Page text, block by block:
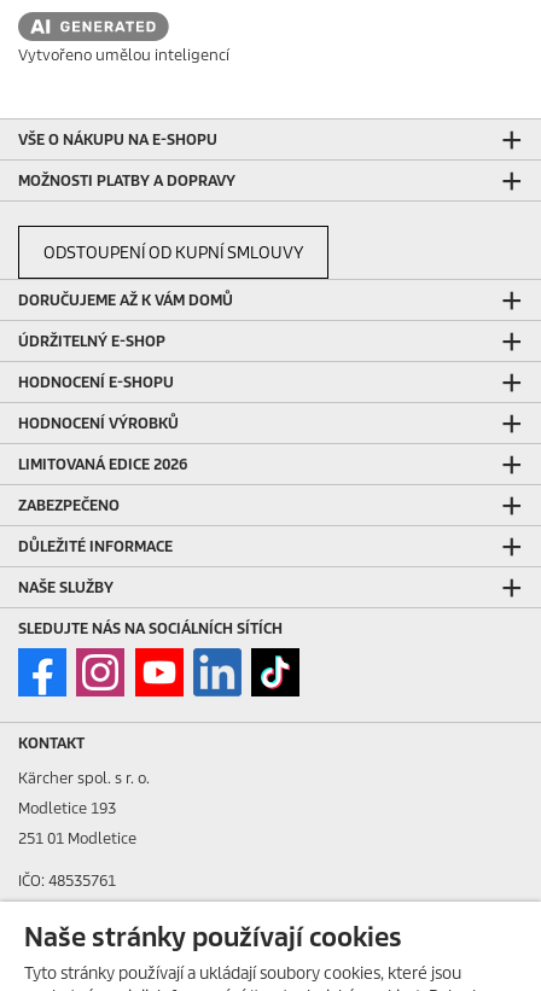
Vytvořeno umělou inteligencí
VŠE O NÁKUPU NA E-SHOPU
MOŽNOSTI PLATBY A DOPRAVY
ODSTOUPENÍ OD KUPNÍ SMLOUVY
DORUČUJEME AŽ K VÁM DOMŮ
ÚDRŽITELNÝ E-SHOP
HODNOCENÍ E-SHOPU
HODNOCENÍ VÝROBKŮ
LIMITOVANÁ EDICE 2026
ZABEZPEČENO
DŮLEŽITÉ INFORMACE
NAŠE SLUŽBY
SLEDUJTE NÁS NA SOCIÁLNÍCH SÍTÍCH
KONTAKT
Kärcher spol. s r. o.
Modletice 193
251 01 Modletice
IČO: 48535761
ID datové schránky: ic4eqpk
Naše stránky používají cookies
Tyto stránky používají a ukládají soubory cookies, které jsou